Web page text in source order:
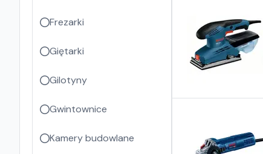
Frezarki
Giętarki
Gilotyny
Gwintownice
Kamery budowlane